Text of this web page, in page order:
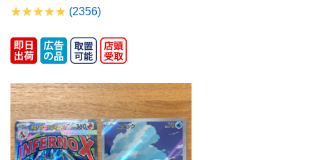
(2356)